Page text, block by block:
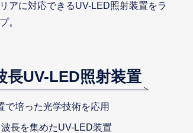
アに対応できるUV-LED照射装置をラ
。
長UV-LED照射装置
で培った光学技術を応用
長を集めたUV-LED装置